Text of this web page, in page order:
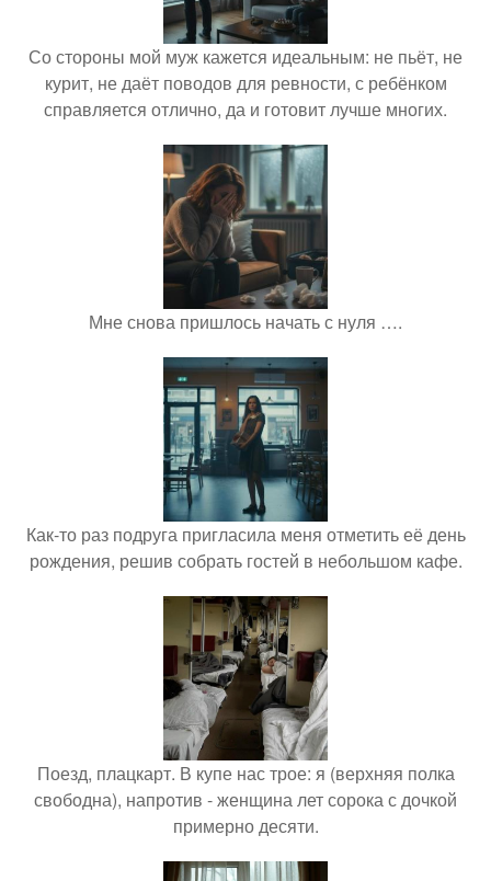
Со стороны мой муж кажется идеальным: не пьёт, не
курит, не даёт поводов для ревности, с ребёнком
справляется отлично, да и готовит лучше многих.
Мне снова пришлось начать с нуля ….
Как-то раз подруга пригласила меня отметить её день
рождения, решив собрать гостей в небольшом кафе.
Поезд, плацкарт. В купе нас трое: я (верхняя полка
свободна), напротив - женщина лет сорока с дочкой
примерно десяти.